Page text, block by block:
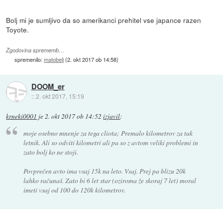
Bolj mi je sumljivo da so amerikanci prehitel vse japance razen
Toyote.
Zgodovina sprememb…
spremenilo:matobeli(2. okt 2017 ob 14:58)
DOOM_er
::2. okt 2017, 15:19
krneki0001 je2. okt 2017 ob 14:52 izjavil:
moje osebno mnenje za tega cliota; Premalo kilometrov za tak
letnik. Ali so odviti kilometri ali pa so z avtom veliki problemi in
zato bolj ko ne stoji.
Povprečen avto ima vsaj 15k na leto. Vsaj. Prej pa blizu 20k
lahko računaš. Zato bi 6 let star (oziroma že skoraj 7 let) moral
imeti vsaj od 100 do 120k kilometrov.